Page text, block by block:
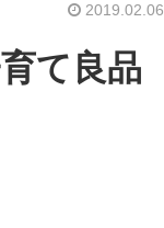
2019.02.06
て良品